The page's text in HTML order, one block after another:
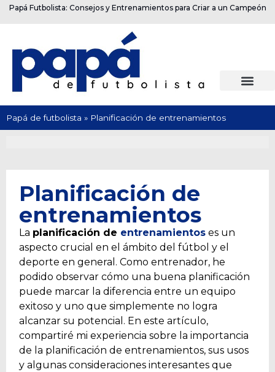
Papá Futbolista: Consejos y Entrenamientos para Criar a un Campeón
Papá de futbolista » Planificación de entrenamientos
Planificación de
entrenamientos
La planificación de entrenamientos es un
aspecto crucial en el ámbito del fútbol y el
deporte en general. Como entrenador, he
podido observar cómo una buena planificación
puede marcar la diferencia entre un equipo
exitoso y uno que simplemente no logra
alcanzar su potencial. En este artículo,
compartiré mi experiencia sobre la importancia
de la planificación de entrenamientos, sus usos
y algunas consideraciones interesantes que